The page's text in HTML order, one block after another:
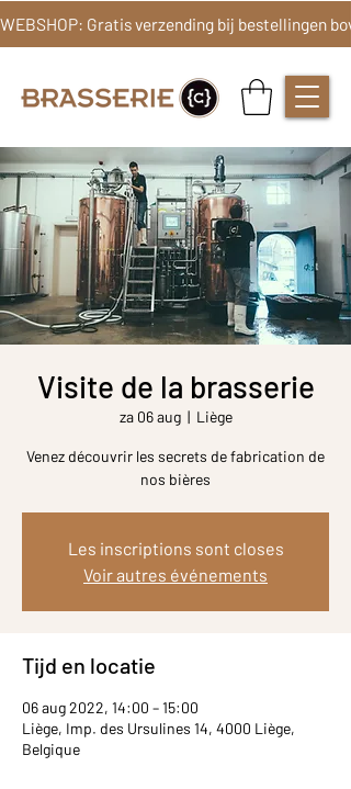
Visite de la brasserie
za 06 aug
  |
Liège
Venez découvrir les secrets de fabrication de
nos bières
Les inscriptions sont closes
Voir autres événements
Tijd en locatie
06 aug 2022, 14:00 – 15:00
Liège, Imp. des Ursulines 14, 4000 Liège,
Belgique